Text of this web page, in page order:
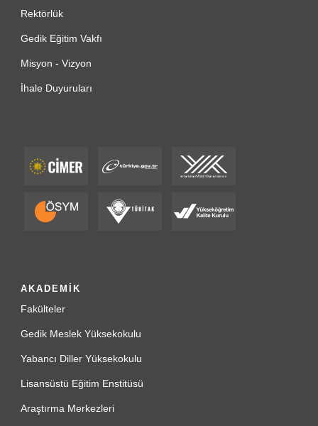
Rektörlük
Gedik Eğitim Vakfı
Misyon - Vizyon
İhale Duyuruları
AKADEMİK
Fakülteler
Gedik Meslek Yüksekokulu
Yabancı Diller Yüksekokulu
Lisansüstü Eğitim Enstitüsü
Araştırma Merkezleri